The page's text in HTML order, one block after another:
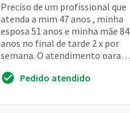
Preciso de um profissional que
atenda a mim 47 anos , minha
esposa 51 anos e minha mãe 84
anos no final de tarde 2 x por
semana. O atendimento para
horário antes...
Pedido atendido